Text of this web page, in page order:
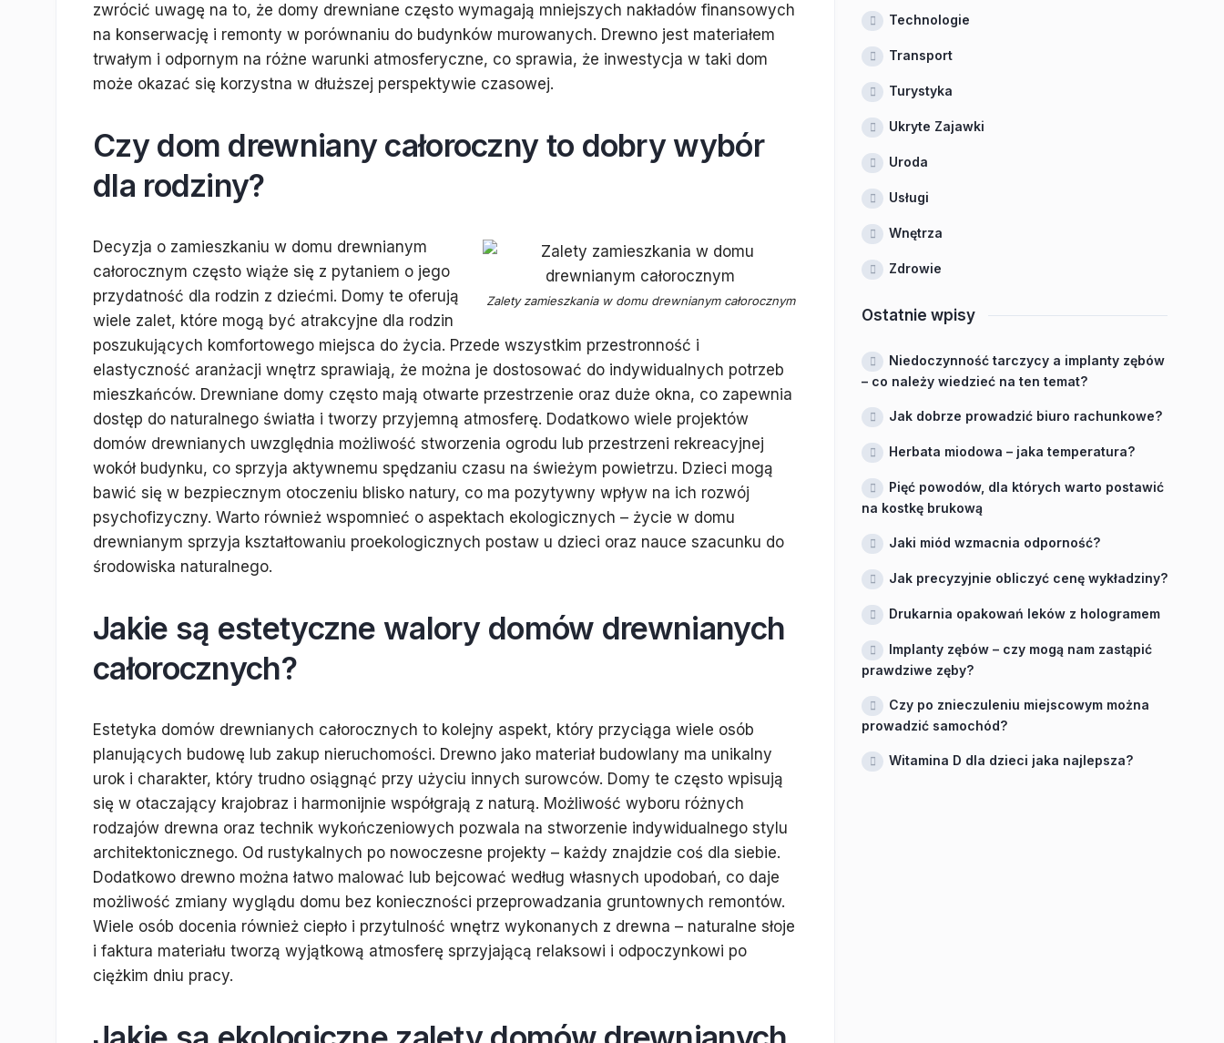
zwrócić uwagę na to, że domy drewniane często wymagają mniejszych nakładów finansowych
na konserwację i remonty w porównaniu do budynków murowanych. Drewno jest materiałem
trwałym i odpornym na różne warunki atmosferyczne, co sprawia, że inwestycja w taki dom
może okazać się korzystna w dłuższej perspektywie czasowej.
Czy dom drewniany całoroczny to dobry wybór
dla rodziny?
Zalety zamieszkania w domu drewnianym całorocznym
Decyzja o zamieszkaniu w domu drewnianym
całorocznym często wiąże się z pytaniem o jego
przydatność dla rodzin z dziećmi. Domy te oferują
wiele zalet, które mogą być atrakcyjne dla rodzin
poszukujących komfortowego miejsca do życia. Przede wszystkim przestronność i
elastyczność aranżacji wnętrz sprawiają, że można je dostosować do indywidualnych potrzeb
mieszkańców. Drewniane domy często mają otwarte przestrzenie oraz duże okna, co zapewnia
dostęp do naturalnego światła i tworzy przyjemną atmosferę. Dodatkowo wiele projektów
domów drewnianych uwzględnia możliwość stworzenia ogrodu lub przestrzeni rekreacyjnej
wokół budynku, co sprzyja aktywnemu spędzaniu czasu na świeżym powietrzu. Dzieci mogą
bawić się w bezpiecznym otoczeniu blisko natury, co ma pozytywny wpływ na ich rozwój
psychofizyczny. Warto również wspomnieć o aspektach ekologicznych – życie w domu
drewnianym sprzyja kształtowaniu proekologicznych postaw u dzieci oraz nauce szacunku do
środowiska naturalnego.
Jakie są estetyczne walory domów drewnianych
całorocznych?
Estetyka domów drewnianych całorocznych to kolejny aspekt, który przyciąga wiele osób
planujących budowę lub zakup nieruchomości. Drewno jako materiał budowlany ma unikalny
urok i charakter, który trudno osiągnąć przy użyciu innych surowców. Domy te często wpisują
się w otaczający krajobraz i harmonijnie współgrają z naturą. Możliwość wyboru różnych
rodzajów drewna oraz technik wykończeniowych pozwala na stworzenie indywidualnego stylu
architektonicznego. Od rustykalnych po nowoczesne projekty – każdy znajdzie coś dla siebie.
Dodatkowo drewno można łatwo malować lub bejcować według własnych upodobań, co daje
możliwość zmiany wyglądu domu bez konieczności przeprowadzania gruntownych remontów.
Wiele osób docenia również ciepło i przytulność wnętrz wykonanych z drewna – naturalne słoje
i faktura materiału tworzą wyjątkową atmosferę sprzyjającą relaksowi i odpoczynkowi po
ciężkim dniu pracy.
Technologie
Transport
Turystyka
Ukryte Zajawki
Uroda
Usługi
Wnętrza
Zdrowie
Ostatnie wpisy
Niedoczynność tarczycy a implanty zębów
– co należy wiedzieć na ten temat?
Jak dobrze prowadzić biuro rachunkowe?
Herbata miodowa – jaka temperatura?
Pięć powodów, dla których warto postawić
na kostkę brukową
Jaki miód wzmacnia odporność?
Jak precyzyjnie obliczyć cenę wykładziny?
Drukarnia opakowań leków z hologramem
Implanty zębów – czy mogą nam zastąpić
prawdziwe zęby?
Czy po znieczuleniu miejscowym można
prowadzić samochód?
Witamina D dla dzieci jaka najlepsza?